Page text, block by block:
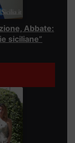
Abbate:
siciliane”